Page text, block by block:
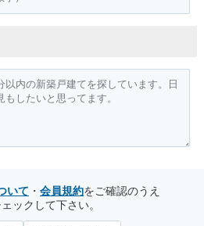
いて ・ 会員規約をご確認のうえ
ックして下さい。